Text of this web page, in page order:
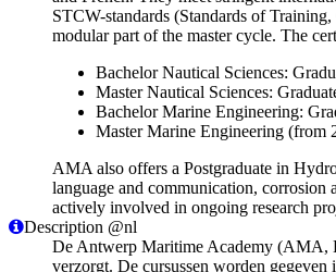
STCW-standards (Standards of
modular part of the master cycle. The
Bachelor Nautical Sciences:
Master Nautical Sciences:
Bachelor Marine Engineering:
Master Marine Engineering (from
AMA also offers a Postgraduate in
language and communication, corrosion
actively involved in ongoing research
Description @nl
De Antwerp Maritime Academy (AMA,
verzorgt. De cursussen worden